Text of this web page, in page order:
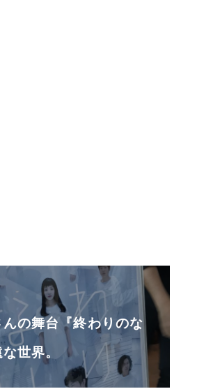
の舞台『終わりのな
世界。